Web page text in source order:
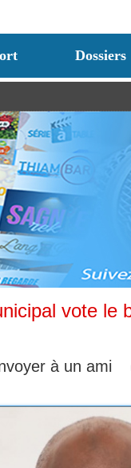
Dossiers
vote le
à un ami